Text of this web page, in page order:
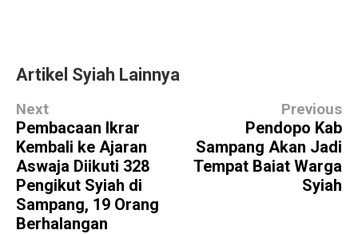
Artikel Syiah Lainnya
Next
Pembacaan Ikrar
Kembali ke Ajaran
Aswaja Diikuti 328
Pengikut Syiah di
Sampang, 19 Orang
Berhalangan
Previous
Pendopo Kab
Sampang Akan Jadi
Tempat Baiat Warga
Syiah